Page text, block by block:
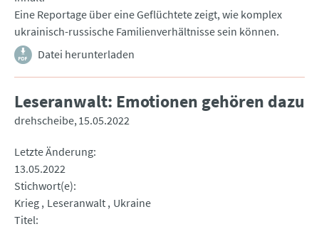
Eine Reportage über eine Geflüchtete zeigt, wie komplex
ukrainisch-russische Familienverhältnisse sein können.
Datei herunterladen
Leseranwalt: Emotionen gehören dazu
drehscheibe 15.05.2022
Letzte Änderung
13.05.2022
Stichwort(e)
Krieg Leseranwalt Ukraine
Titel